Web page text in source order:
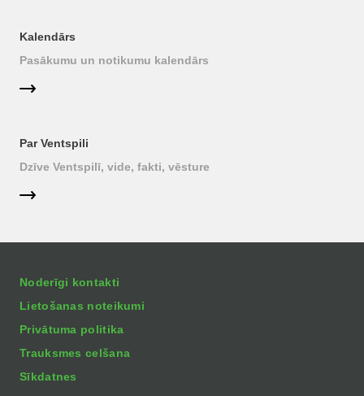
Kalendārs
Pasākumu un notikumu kalendārs
Par Ventspili
Dzīve Ventspilī, vide, fakti, vēsture
Noderīgi kontakti
Lietošanas noteikumi
Privātuma politika
Trauksmes celšana
Sīkdatnes